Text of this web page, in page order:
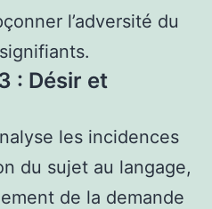
l’adversité du
: Désir et
les incidences
du sujet au langage,
de la demande